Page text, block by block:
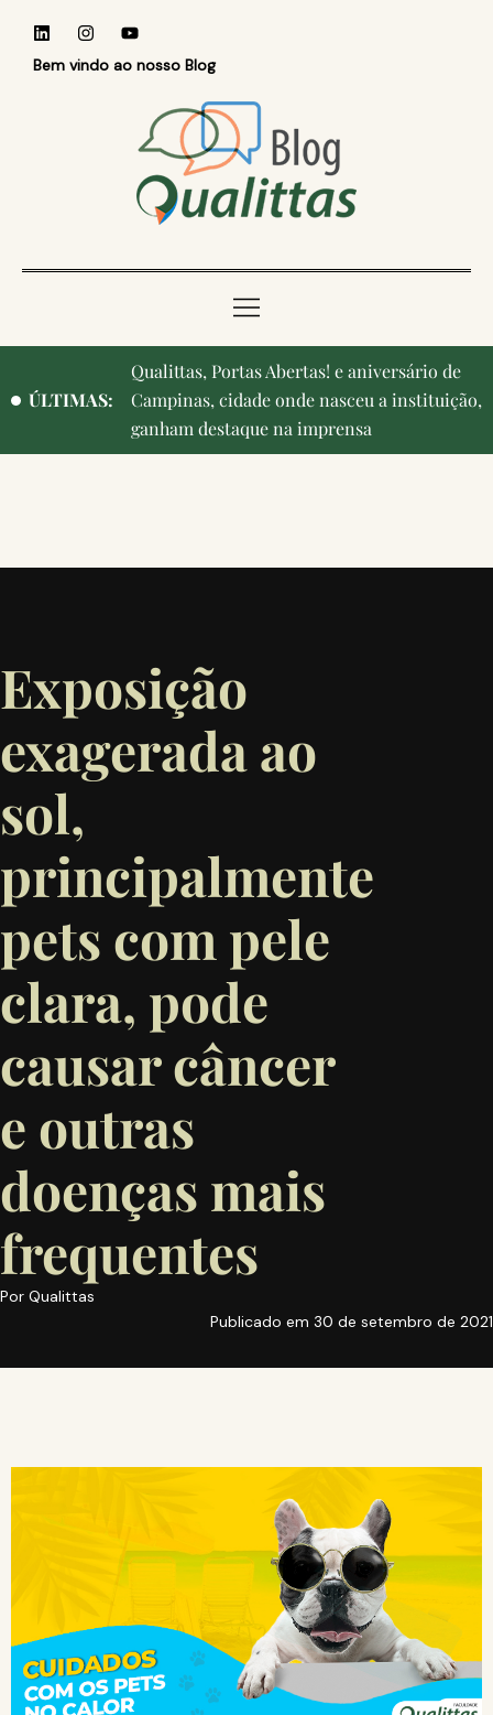
Bem vindo ao nosso Blog
ÚLTIMAS:
Reconhecer quem ensina: Faculdade
Qualittas homenageia professores durante o
Medvep 2026
Exposição
exagerada ao
sol,
principalmente
pets com pele
clara, pode
causar câncer
e outras
doenças mais
frequentes
Por Qualittas
Publicado em 30 de setembro de 2021